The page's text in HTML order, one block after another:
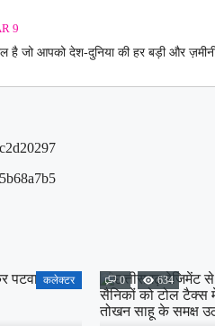
9
जो आपको देश-दुनिया की हर बड़ी और
कलेक्टर 0 634